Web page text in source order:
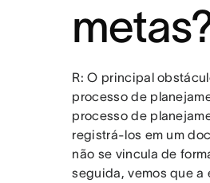
R: O principal
processo de
processo de
registrá-los em um
não se vincula de
seguida, vemos que a